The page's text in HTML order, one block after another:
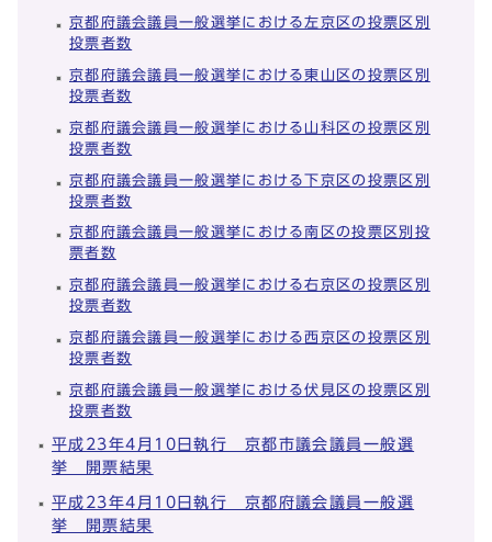
京都府議会議員一般選挙における左京区の投票区別
投票者数
京都府議会議員一般選挙における東山区の投票区別
投票者数
京都府議会議員一般選挙における山科区の投票区別
投票者数
京都府議会議員一般選挙における下京区の投票区別
投票者数
京都府議会議員一般選挙における南区の投票区別投
票者数
京都府議会議員一般選挙における右京区の投票区別
投票者数
京都府議会議員一般選挙における西京区の投票区別
投票者数
京都府議会議員一般選挙における伏見区の投票区別
投票者数
平成23年4月10日執行 京都市議会議員一般選
挙 開票結果
平成23年4月10日執行 京都府議会議員一般選
挙 開票結果